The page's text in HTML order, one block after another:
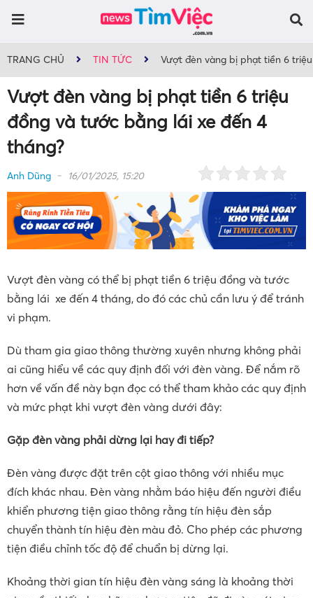
TRANG CHỦ TIN TỨC Vượt đèn vàng bị phạt tiền 6
Vượt đèn vàng bị phạt tiền 6 triệu
đồng và tước bằng lái xe đến 4
tháng?
Anh Dũng 16/01/2025, 15:20
Vượt đèn vàng có thể bị phạt tiền 6 triệu đồng và tước
bằng lái xe đến 4 tháng, do đó các chủ cần lưu ý để tránh
vi phạm.
Dù tham gia giao thông thường xuyên nhưng không phải
ai cũng hiểu về các quy định đối với đèn vàng. Để nắm rõ
hơn về vấn đề này bạn đọc có thể tham khảo các quy định
và mức phạt khi vượt đèn vàng dưới đây:
Gặp đèn vàng phải dừng lại hay đi tiếp?
Đèn vàng được đặt trên cột giao thông với nhiều mục
đích khác nhau. Đèn vàng nhằm báo hiệu đến người điều
khiển phương tiện giao thông rằng tín hiệu đèn sắp
chuyển thành tín hiệu đèn màu đỏ. Cho phép các phương
tiện điều chỉnh tốc độ để chuẩn bị dừng lại.
Khoảng thời gian tín hiệu đèn vàng sáng là khoảng thời